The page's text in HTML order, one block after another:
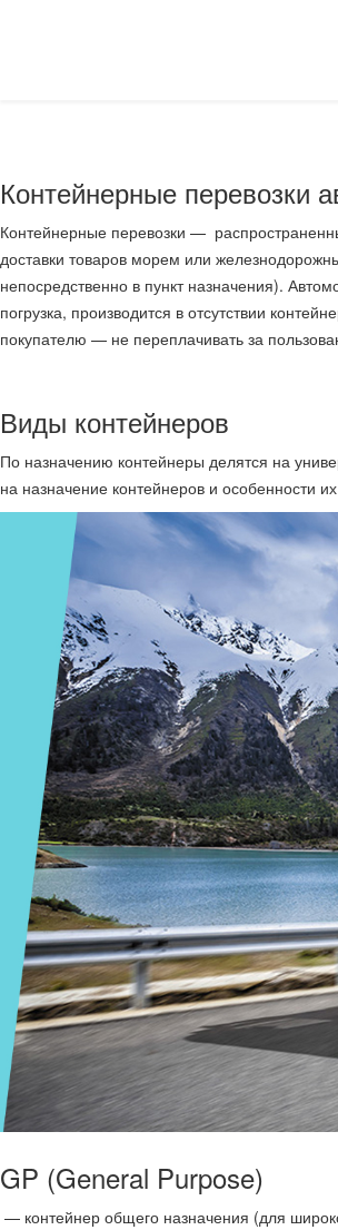
Контейнерные перевозки
Контейнерные перевозки —
доставки товаров морем или
непосредственно в пункт назначения).
погрузка, производится в отсутствии
покупателю — не переплачивать за
Виды контейнеров
По назначению контейнеры делятся на
на назначение контейнеров и особенности
GP (General Purpose)
— контейнер общего назначения (для